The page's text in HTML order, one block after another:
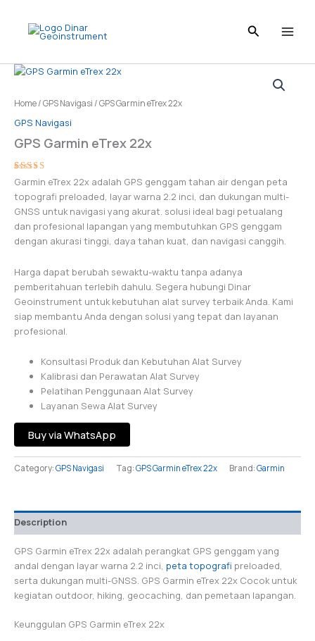
content
Home/GPS Navigasi/ GPS Garmin eTrex 22x
GPS Navigasi
GPS Garmin eTrex 22x
Rated
5.00 out
of 5 based
on
1
customer
rating
Garmin eTrex 22x adalah GPS genggam tahan air dengan peta
topografi preloaded, layar warna 2.2 inci, dan dukungan multi-
GNSS untuk navigasi yang akurat. solusi ideal bagi petualang
dan profesional lapangan yang membutuhkan GPS genggam
dengan akurasi tinggi, daya tahan kuat, dan navigasi canggih.
Harga dapat berubah sewaktu-waktu tanpa adanya
pemberitahuan terlebih dahulu. Segera hubungi Dinar
Geoinstrument untuk kebutuhan alat survey terbaik Anda. Kami
siap membantu Anda dengan solusi yang tepat dan layanan
profesional.
Konsultasi Produk dan Kebutuhan Alat Survey
Kalibrasi dan Perawatan Alat Survey
Pelatihan Penggunaan Alat Survey
Layanan Sewa Alat Survey
Buy via WhatsApp
Category: GPS Navigasi Tag: GPS Garmin eTrex 22x Brand: Garmin
Description
GPS Garmin eTrex 22x adalah perangkat GPS genggam yang
andal dengan layar warna 2.2 inci, peta topografi preloaded,
serta dukungan multi-GNSS. GPS Garmin eTrex 22x Cocok untuk
kegiatan outdoor, hiking, geocaching, dan pemetaan lapangan.
Keunggulan GPS Garmin eTrex 22x